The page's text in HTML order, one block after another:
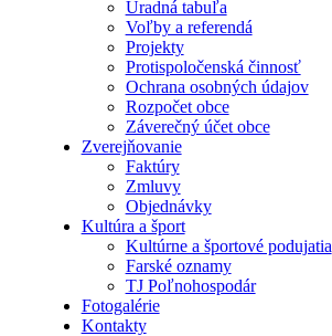
Úradná tabuľa
Voľby a referendá
Projekty
Protispoločenská činnosť
Ochrana osobných údajov
Rozpočet obce
Záverečný účet obce
Zverejňovanie
Faktúry
Zmluvy
Objednávky
Kultúra a šport
Kultúrne a športové podujatia
Farské oznamy
TJ Poľnohospodár
Fotogalérie
Kontakty